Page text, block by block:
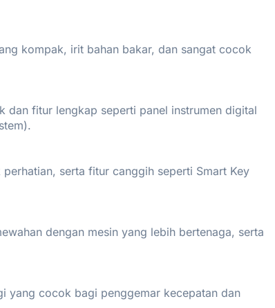
kompak, irit bahan bakar, dan sangat cocok
dan fitur lengkap seperti panel instrumen digital
serta fitur canggih seperti Smart Key
dengan mesin yang lebih bertenaga, serta
yang cocok bagi penggemar kecepatan dan